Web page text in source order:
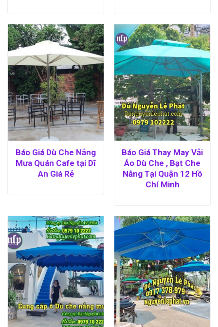
Báo Giá Dù Che Nắng
Mưa Quán Cafe tại Dĩ
An Giá Rẻ
Báo Giá Thay May Vải
Áo Dù Che , Bạt Che
Nắng Tại Quận 12 Hồ
Chí Minh